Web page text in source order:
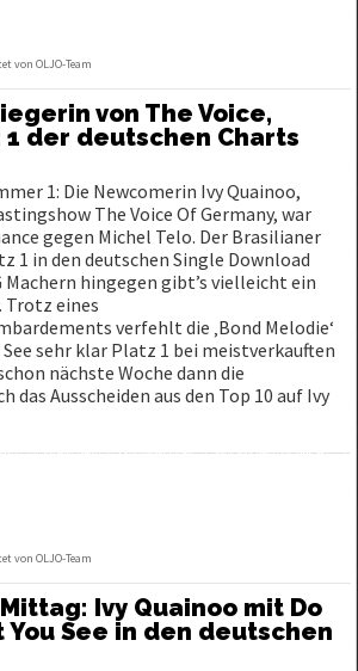
von OLJO-Team
von The Voice,
der deutschen Charts
1: Die Newcomerin Ivy Quainoo,
The Voice Of Germany, war
gegen Michel Telo. Der Brasilianer
1 in den deutschen Single Download
Machern hingegen gibt’s vielleicht ein
Trotz eines
verfehlt die ‚Bond Melodie‘
See sehr klar Platz 1 bei meistverkauften
nächste Woche dann die
Ausscheiden aus den Top 10 auf Ivy
von OLJO-Team
Ivy Quainoo mit Do
You See in den deutschen